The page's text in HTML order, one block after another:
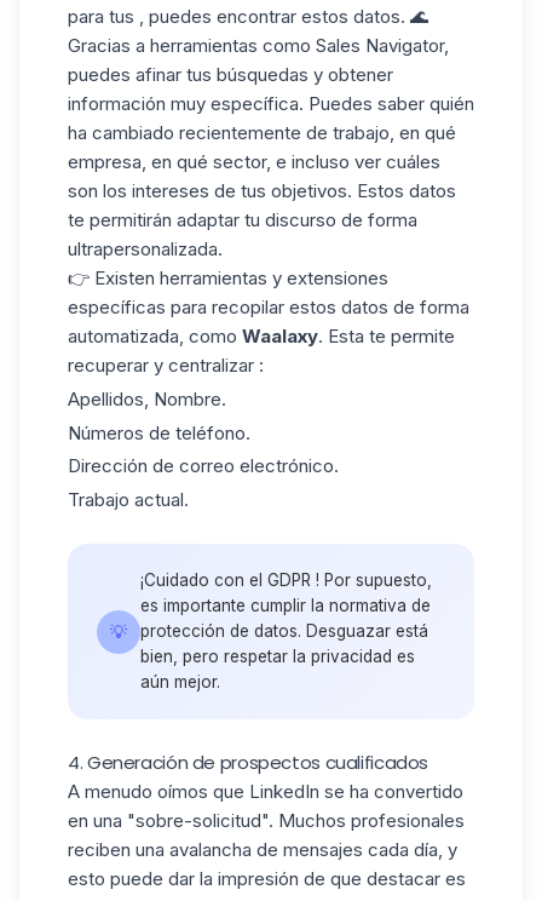
para tus , puedes encontrar estos datos. 🌊
Gracias a herramientas como Sales Navigator,
puedes afinar tus búsquedas y obtener
información muy específica. Puedes saber quién
ha cambiado recientemente de trabajo, en qué
empresa, en qué sector, e incluso ver cuáles
son los intereses de tus objetivos. Estos datos
te permitirán adaptar tu discurso de forma
ultrapersonalizada.
👉 Existen herramientas y extensiones
específicas para recopilar estos datos de forma
automatizada, como Waalaxy. Esta te permite
recuperar y centralizar :
Apellidos, Nombre.
Números de teléfono.
Dirección de correo electrónico.
Trabajo actual.
💡
¡Cuidado con el GDPR ! Por supuesto,
es importante cumplir la normativa de
protección de datos. Desguazar está
bien, pero respetar la privacidad es
aún mejor.
4. Generación de prospectos cualificados
A menudo oímos que LinkedIn se ha convertido
en una "sobre-solicitud". Muchos profesionales
reciben una avalancha de mensajes cada día, y
esto puede dar la impresión de que destacar es